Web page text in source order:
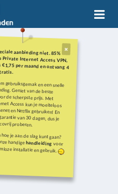
aanbieding niet. 85%
Internet Access VPN,
per maand en ontvang 4
gebruiksgemak en een snelle
Geniet van de beste
de scherpste prijs. Met
Access kun je moeiteloos
en Netflix gebruiken! En
van 30 dagen, dus je
proberen.
je aan de slag kunt gaan?
handigehandleiding voor
installatie en gebruik.